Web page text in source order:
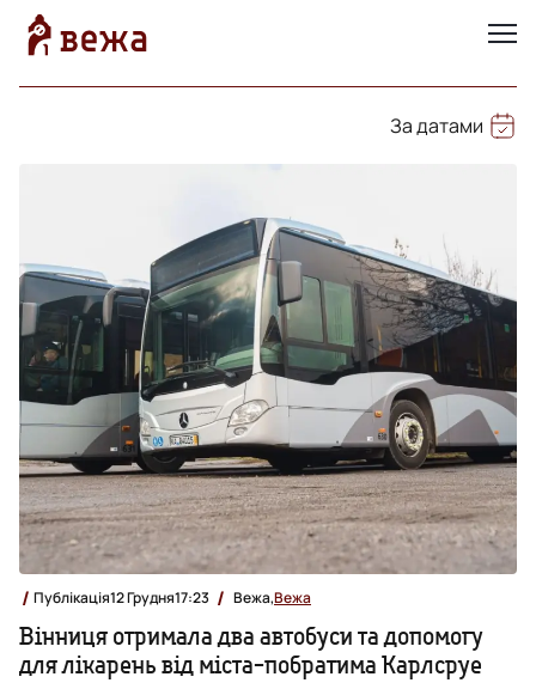
За датами
Публікація12 Грудня17:23 Вежа,Вежа
Вінниця отримала два автобуси та допомогу
для лікарень від міста-побратима Карлсруе